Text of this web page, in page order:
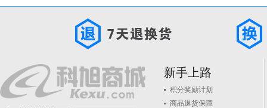
新手上路
积分奖励计划
商品退货保障